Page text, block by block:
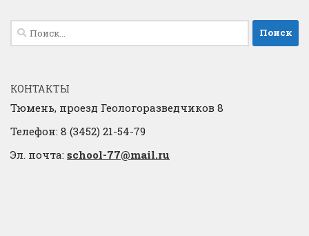
Найти:
КОНТАКТЫ
Тюмень, проезд Геологоразведчиков 8
Телефон: 8 (3452) 21-54-79
Эл. почта: school-77@mail.ru